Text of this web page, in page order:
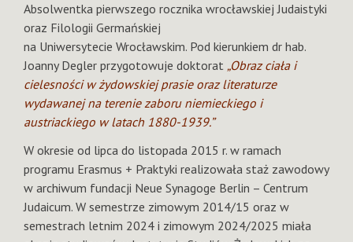
Absolwentka pierwszego rocznika wrocławskiej Judaistyki
oraz Filologii Germańskiej
na Uniwersytecie Wrocławskim. Pod kierunkiem dr hab.
Joanny Degler przygotowuje doktorat „Obraz ciała i
cielesności w żydowskiej prasie oraz literaturze
wydawanej na terenie zaboru niemieckiego i
austriackiego w latach 1880-1939.”
W okresie od lipca do listopada 2015 r. w ramach
programu Erasmus + Praktyki realizowała staż zawodowy
w archiwum fundacji Neue Synagoge Berlin – Centrum
Judaicum. W semestrze zimowym 2014/15 oraz w
semestrach letnim 2024 i zimowym 2024/2025 miała